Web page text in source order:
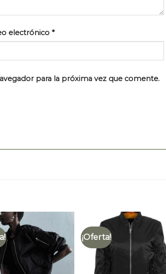
electrónico *
para la próxima vez que comente.
¡Oferta!